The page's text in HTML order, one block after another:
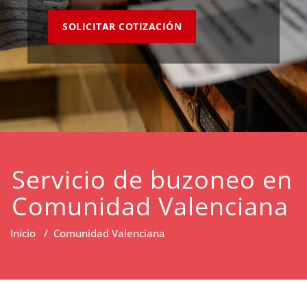
SOLICITAR COTIZACIÓN
Servicio de buzoneo en
Comunidad Valenciana
Inicio / Comunidad Valenciana